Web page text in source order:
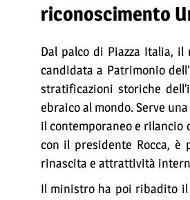
riconoscimento
Dal palco di Piazza Italia,
candidata a Patrimonio
stratificazioni storiche
ebraico al mondo. Serve
il contemporaneo e rilancio
con il presidente Rocca, è
rinascita e attrattività
Il ministro ha poi ribadito il